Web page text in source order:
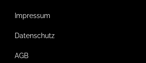
Impressum
Datenschutz
AGB